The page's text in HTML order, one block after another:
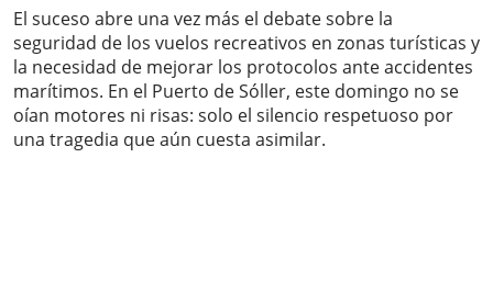
El suceso abre una vez más el debate sobre la
seguridad de los vuelos recreativos en zonas turísticas y
la necesidad de mejorar los protocolos ante accidentes
marítimos. En el Puerto de Sóller, este domingo no se
oían motores ni risas: solo el silencio respetuoso por
una tragedia que aún cuesta asimilar.